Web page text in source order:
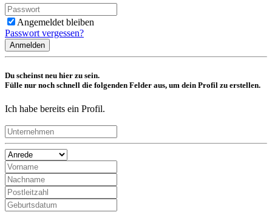
Angemeldet bleiben
Passwort vergessen?
Anmelden
Du scheinst neu hier zu sein.
Fülle nur noch schnell die folgenden Felder aus, um dein Profil zu erstellen.
Ich habe bereits ein Profil.